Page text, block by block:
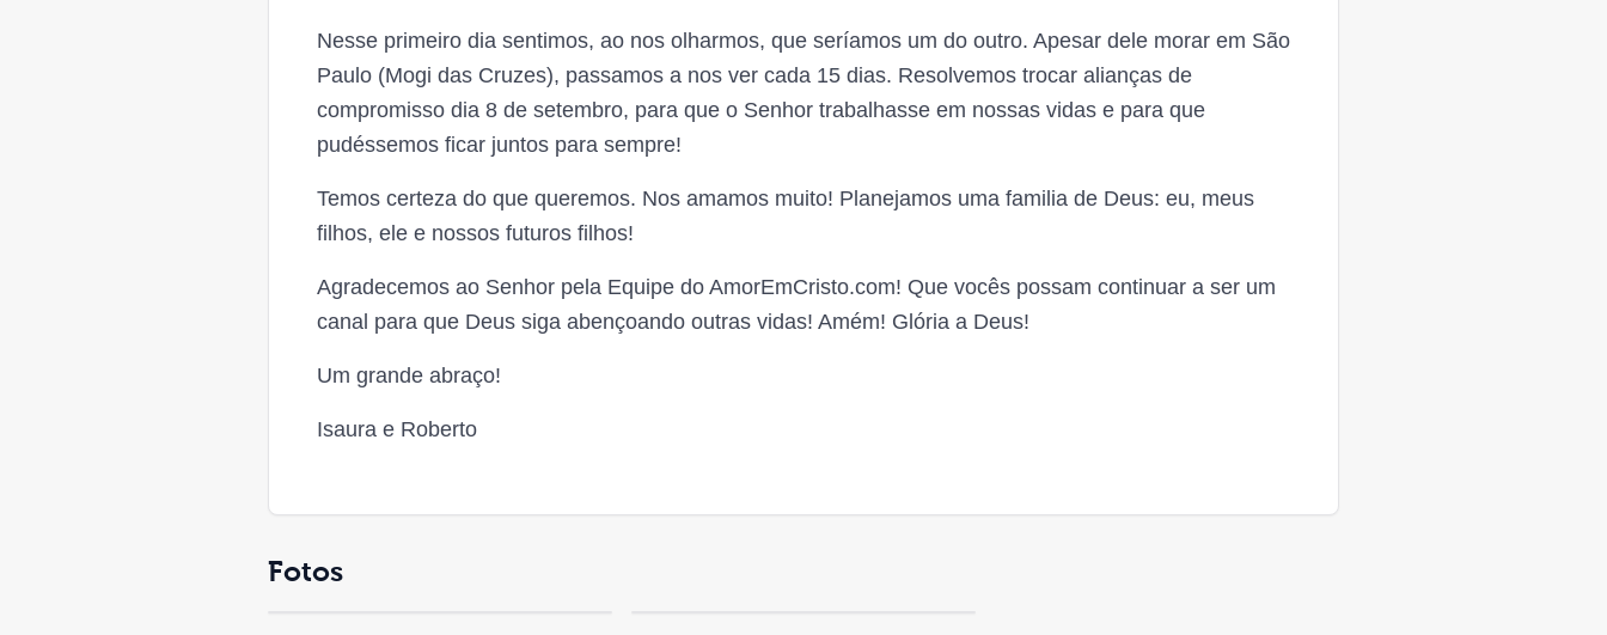
Nesse primeiro dia sentimos, ao nos olharmos, que seríamos um do outro. Apesar dele morar em São
Paulo (Mogi das Cruzes), passamos a nos ver cada 15 dias. Resolvemos trocar alianças de
compromisso dia 8 de setembro, para que o Senhor trabalhasse em nossas vidas e para que
pudéssemos ficar juntos para sempre!
Temos certeza do que queremos. Nos amamos muito! Planejamos uma familia de Deus: eu, meus
filhos, ele e nossos futuros filhos!
Agradecemos ao Senhor pela Equipe do AmorEmCristo.com! Que vocês possam continuar a ser um
canal para que Deus siga abençoando outras vidas! Amém! Glória a Deus!
Um grande abraço!
Isaura e Roberto
Fotos